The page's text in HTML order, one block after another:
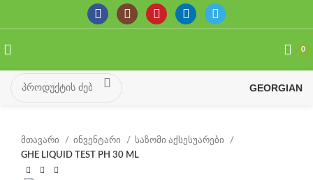
0
GEORGIAN
მთავარი ინვენტარი
საზომი აქსესუარები
GHE LIQUID TEST PH 30 ML